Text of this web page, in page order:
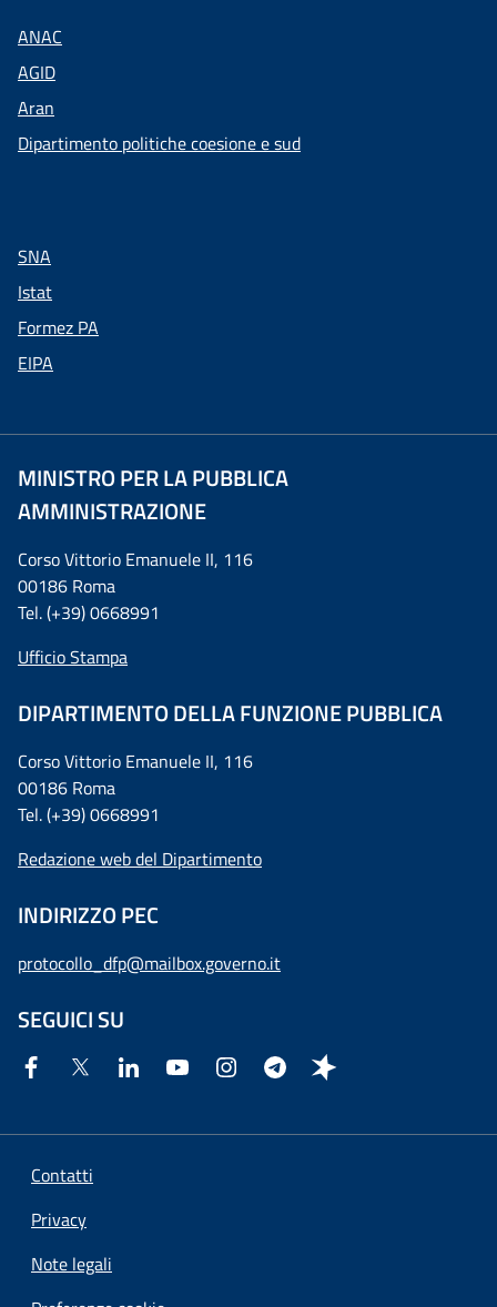
ANAC
AGID
Aran
Dipartimento politiche coesione e sud
SNA
Istat
Formez PA
EIPA
MINISTRO PER LA PUBBLICA
AMMINISTRAZIONE
Corso Vittorio Emanuele II, 116
00186 Roma
Tel. (+39) 0668991
Ufficio Stampa
DIPARTIMENTO DELLA FUNZIONE PUBBLICA
Corso Vittorio Emanuele II, 116
00186 Roma
Tel. (+39) 0668991
Redazione web del Dipartimento
INDIRIZZO PEC
protocollo_dfp@mailbox.governo.it
SEGUICI SU
Contatti
Privacy
Note legali